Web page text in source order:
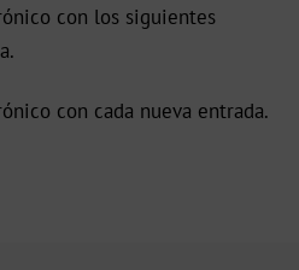
con los siguientes
con cada nueva entrada.